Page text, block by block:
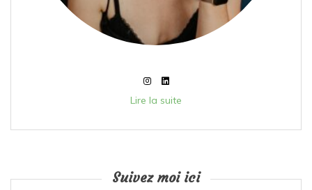
Lire la suite
Suivez moi ici